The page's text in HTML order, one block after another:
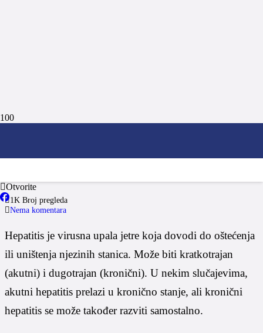
Otvorite
Hepatitis
1K Broj pregleda
Nema komentara
Hepatitis je virusna upala jetre koja dovodi do oštećenja
ili uništenja njezinih stanica. Može biti kratkotrajan
(akutni) i dugotrajan (kronični). U nekim slučajevima,
akutni hepatitis prelazi u kronično stanje, ali kronični
hepatitis se može također razviti samostalno.